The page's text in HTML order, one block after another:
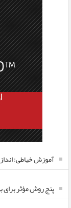
آموزش خیاطی:
پنج روش مؤثر